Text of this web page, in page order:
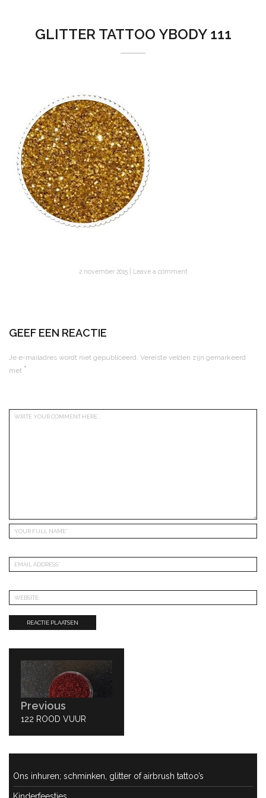
GLITTER TATTOO YBODY 111
2 november 2015 Leave a comment
GEEF EEN REACTIE
Je e-mailadres wordt niet gepubliceerd. Vereiste velden zijn gemarkeerd
met *
navigatie
Previous
PREVIOUS
122 ROOD VUUR
Ons inhuren; schminken, glitter of airbrush tattoo’s